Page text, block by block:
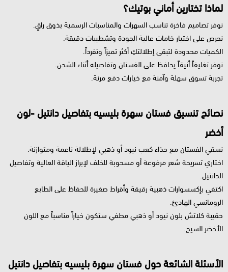
لماذا تختارين أماني بوتيك؟
نوفر تصاميم فاخرة تناسب السهرات والمناسبات الرسمية بذوق راقٍ.
نحرص على اختيار خامات عالية الجودة وتشطيبات دقيقة.
الكميات محدودة لتبقى إطلالتكِ أكثر تميزاً وتفرداً.
نوفر تغليفاً أنيقاً يحافظ على الفستان وتفاصيله أثناء الشحن.
تجربة تسوق سهلة وآمنة مع خيارات دفع مرنة.
نصائح تنسيق فستان سهرة بليسيه بتفاصيل دانتيل -لون
أخضر
نسقي الفستان مع حذاء كعب نيود أو ذهبي لإطلالة ناعمة ومتوازنة.
اختاري تسريحة شعر مرفوعة أو مسحوبة للخلف لإبراز الياقة العالية وتفاصيل
الدانتيل.
اكتفي بإكسسوارات ذهبية رقيقة وأقراط صغيرة للحفاظ على الطابع
الرومانسي الهادئ.
حقيبة كلاتش بلون نيود أو ذهبي مطفي ستكون خياراً مناسباً مع اللون
الأخضر السيج.
الأسئلة الشائعة حول فستان سهرة بليسيه بتفاصيل دانتيل